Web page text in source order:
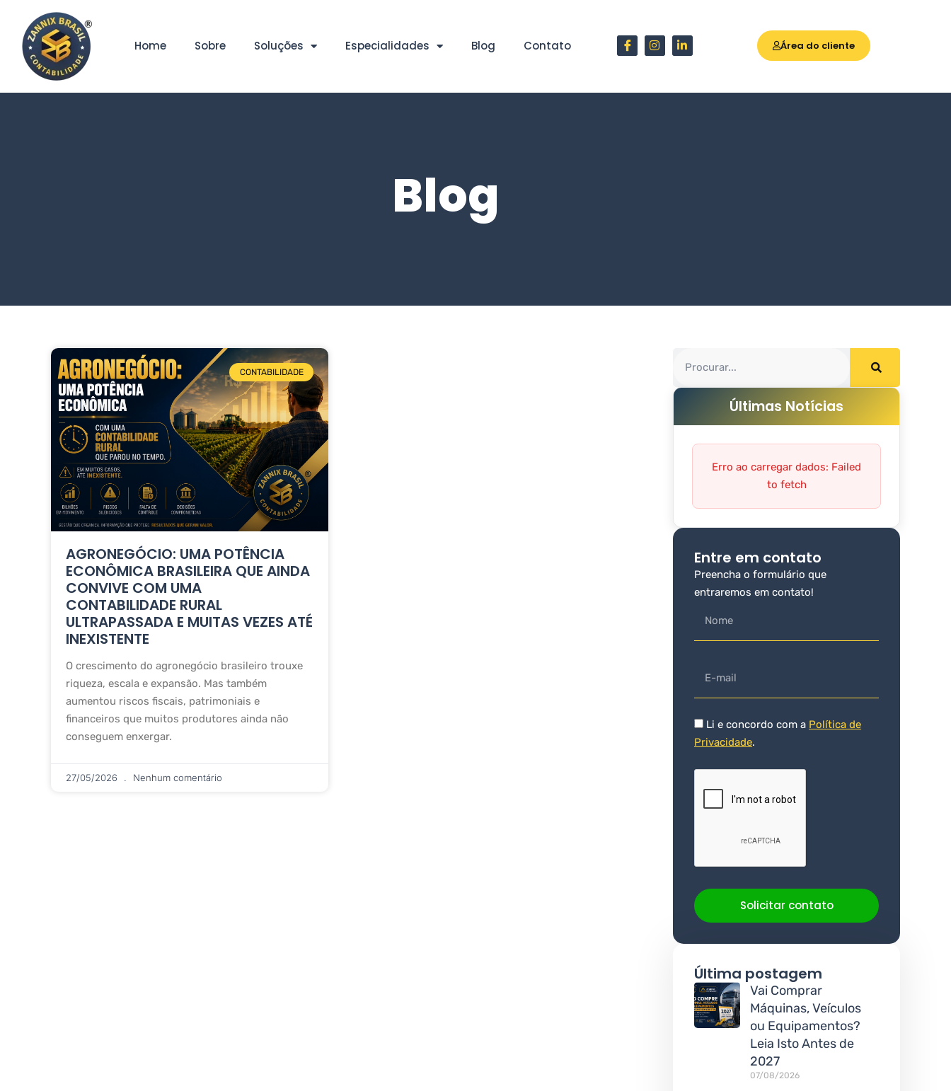
Home Sobre Soluções Especialidades Blog Contato Área do cliente
Blog
CONTABILIDADE
AGRONEGÓCIO: UMA POTÊNCIA
ECONÔMICA BRASILEIRA QUE AINDA
CONVIVE COM UMA
CONTABILIDADE RURAL
ULTRAPASSADA E MUITAS VEZES ATÉ
INEXISTENTE
O crescimento do agronegócio brasileiro trouxe
riqueza, escala e expansão. Mas também
aumentou riscos fiscais, patrimoniais e
financeiros que muitos produtores ainda não
conseguem enxergar.
27/05/2026 Nenhum comentário
Últimas Notícias
Erro ao carregar dados: Failed
to fetch
Entre em contato
Preencha o formulário que
entraremos em contato!
Li e concordo com a Política de
Privacidade.
Solicitar contato
Última postagem
Vai Comprar
Máquinas, Veículos
ou Equipamentos?
Leia Isto Antes de
2027
07/08/2026